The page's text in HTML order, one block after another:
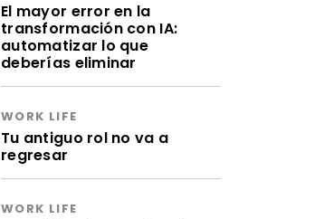
El mayor error en la
transformación con IA:
automatizar lo que
deberías eliminar
WORK LIFE
Tu antiguo rol no va a
regresar
WORK LIFE